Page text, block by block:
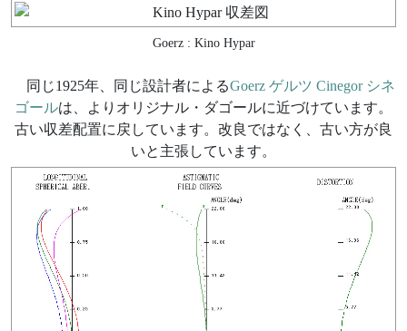
Goerz : Kino Hypar
同じ1925年、同じ設計者によるGoerz ゲルツ Cinegor シネ
ゴールは、よりオリジナル・ダゴールに近づけています。
古い収差配置に戻しています。改良ではなく、古い方が良
いと主張しています。